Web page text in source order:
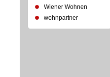
Wiener Wohnen
wohnpartner